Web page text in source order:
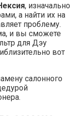
, изначально
а найти их на
проблему.
и вы сможете
для Дэу
вот
салонного